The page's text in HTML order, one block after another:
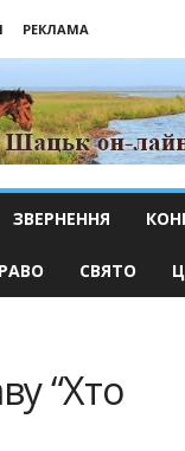
РЕКЛАМА
ЗВЕРНЕННЯ
СВЯТО
“Хто